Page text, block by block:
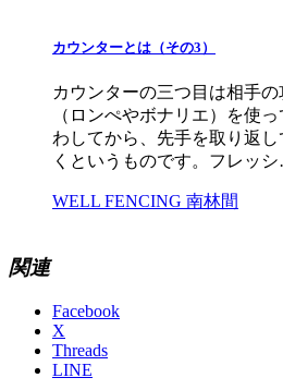
カウンターとは（その3）
カウンターの三つ目は相手
（ロンぺやボナリエ）を使
わしてから、先手を取り返
くというものです。フレッ
WELL FENCING 南林間
関連
Facebook
X
Threads
LINE